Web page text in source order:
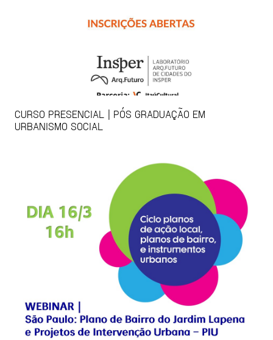
CURSO PRESENCIAL | PÓS GRADUAÇÃO EM
URBANISMO SOCIAL